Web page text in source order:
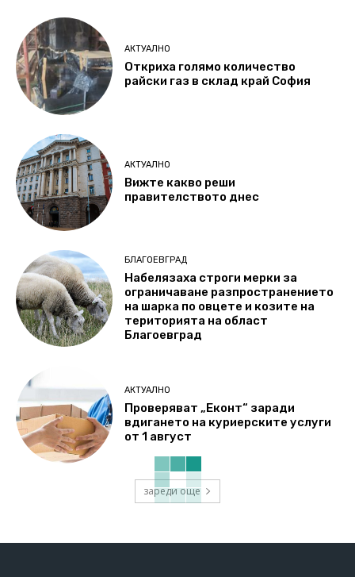
АКТУАЛНО
Откриха голямо количество
райски газ в склад край София
АКТУАЛНО
Вижте какво реши
правителството днес
БЛАГОЕВГРАД
Набелязаха строги мерки за
ограничаване разпространението
на шарка по овцете и козите на
територията на област
Благоевград
АКТУАЛНО
Проверяват „Еконт“ заради
вдигането на куриерските услуги
от 1 август
зареди още